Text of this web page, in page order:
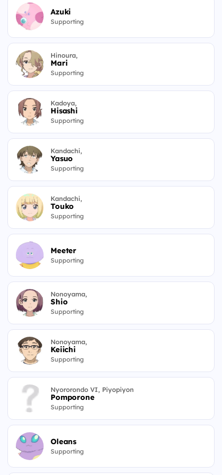
Azuki
Supporting
Hinoura,
Mari
Supporting
Kadoya,
Hisashi
Supporting
Kandachi,
Yasuo
Supporting
Kandachi,
Touko
Supporting
Meeter
Supporting
Nonoyama,
Shio
Supporting
Nonoyama,
Keiichi
Supporting
Nyororondo VI, Piyopiyon
Pomporone
Supporting
Oleans
Supporting